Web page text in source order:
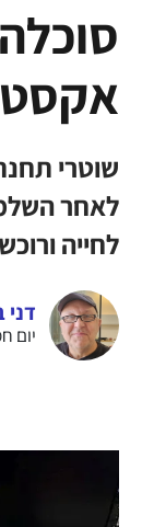
שוטרי
לחייה
דני
יום חמישי |